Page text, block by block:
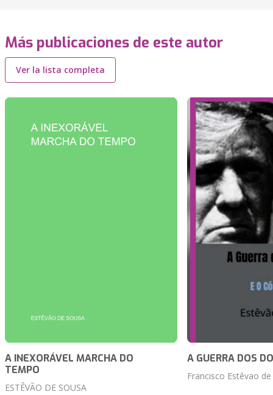
Más publicaciones de este autor
Ver la lista completa
A INEXORÁVEL MARCHA DO
TEMPO
ESTÊVÃO DE SOUSA
A GUERRA DOS
Francisco Estêvao